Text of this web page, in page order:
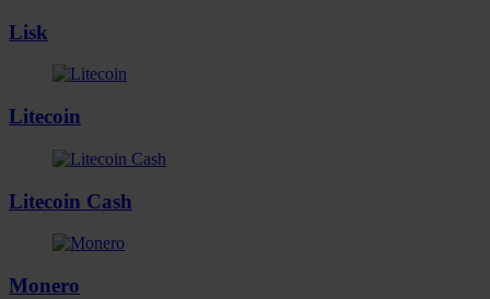
Lisk
Litecoin
Litecoin Cash
Monero